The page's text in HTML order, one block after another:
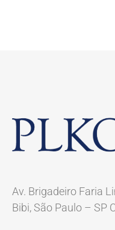
Av. Brigadeiro Faria
Bibi, São Paulo – SP